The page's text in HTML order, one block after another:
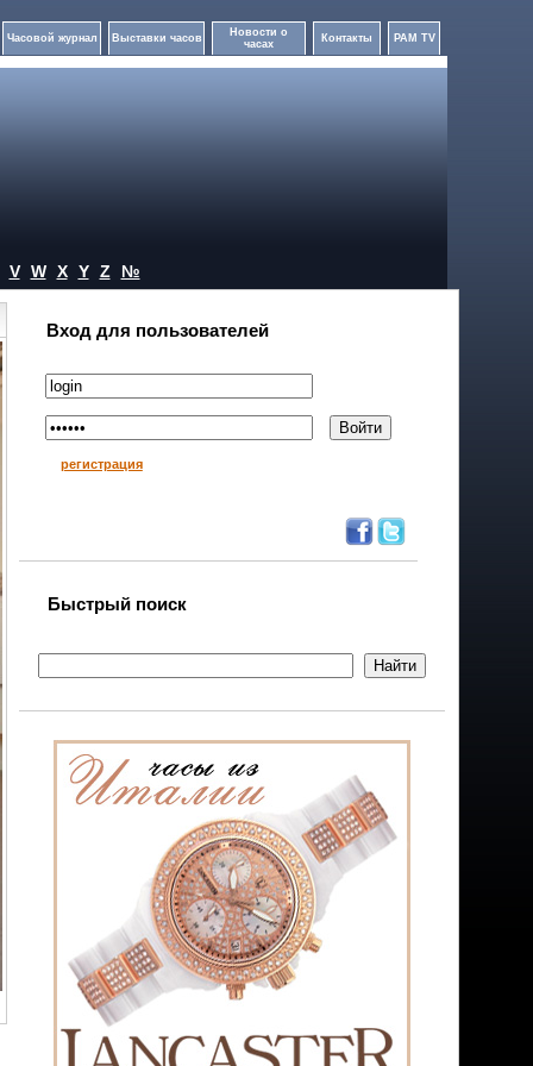
Часовой журнал Выставки часов
Новости о
часах
Контакты PAM TV
V W X Y Z №
Вход для пользователей
регистрация
Быстрый поиск